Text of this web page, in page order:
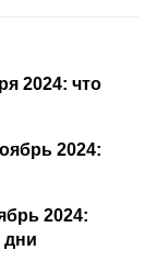
2024: что
2024:
2024:
дни